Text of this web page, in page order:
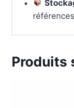
Produits